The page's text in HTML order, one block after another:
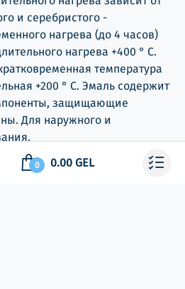
0 0.00 GEL
и серебристого -
нагрева (до 4 часов)
нагрева +400 ° С.
температура
+200 ° С. Эмаль содержит
защищающие
Для наружного и